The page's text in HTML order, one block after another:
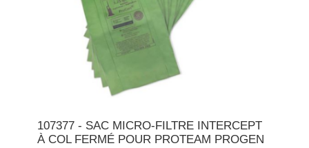
107377 - SAC MICRO-FILTRE INTERCEPT
À COL FERMÉ POUR PROTEAM PROGEN